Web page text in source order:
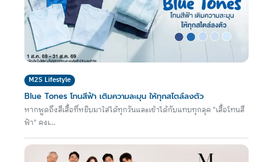
M2S Lifestyle
Blue Tones โทนสีฟ้า เติมความละมุน ให้ทุกสไตล์ลงตัว
หากพูดถึงสีเสื้อที่หยิบมาใส่ได้ทุกวันและเข้าได้กับแทบทุกลุค "เสื้อโทนสี
ฟ้า" คงเ...